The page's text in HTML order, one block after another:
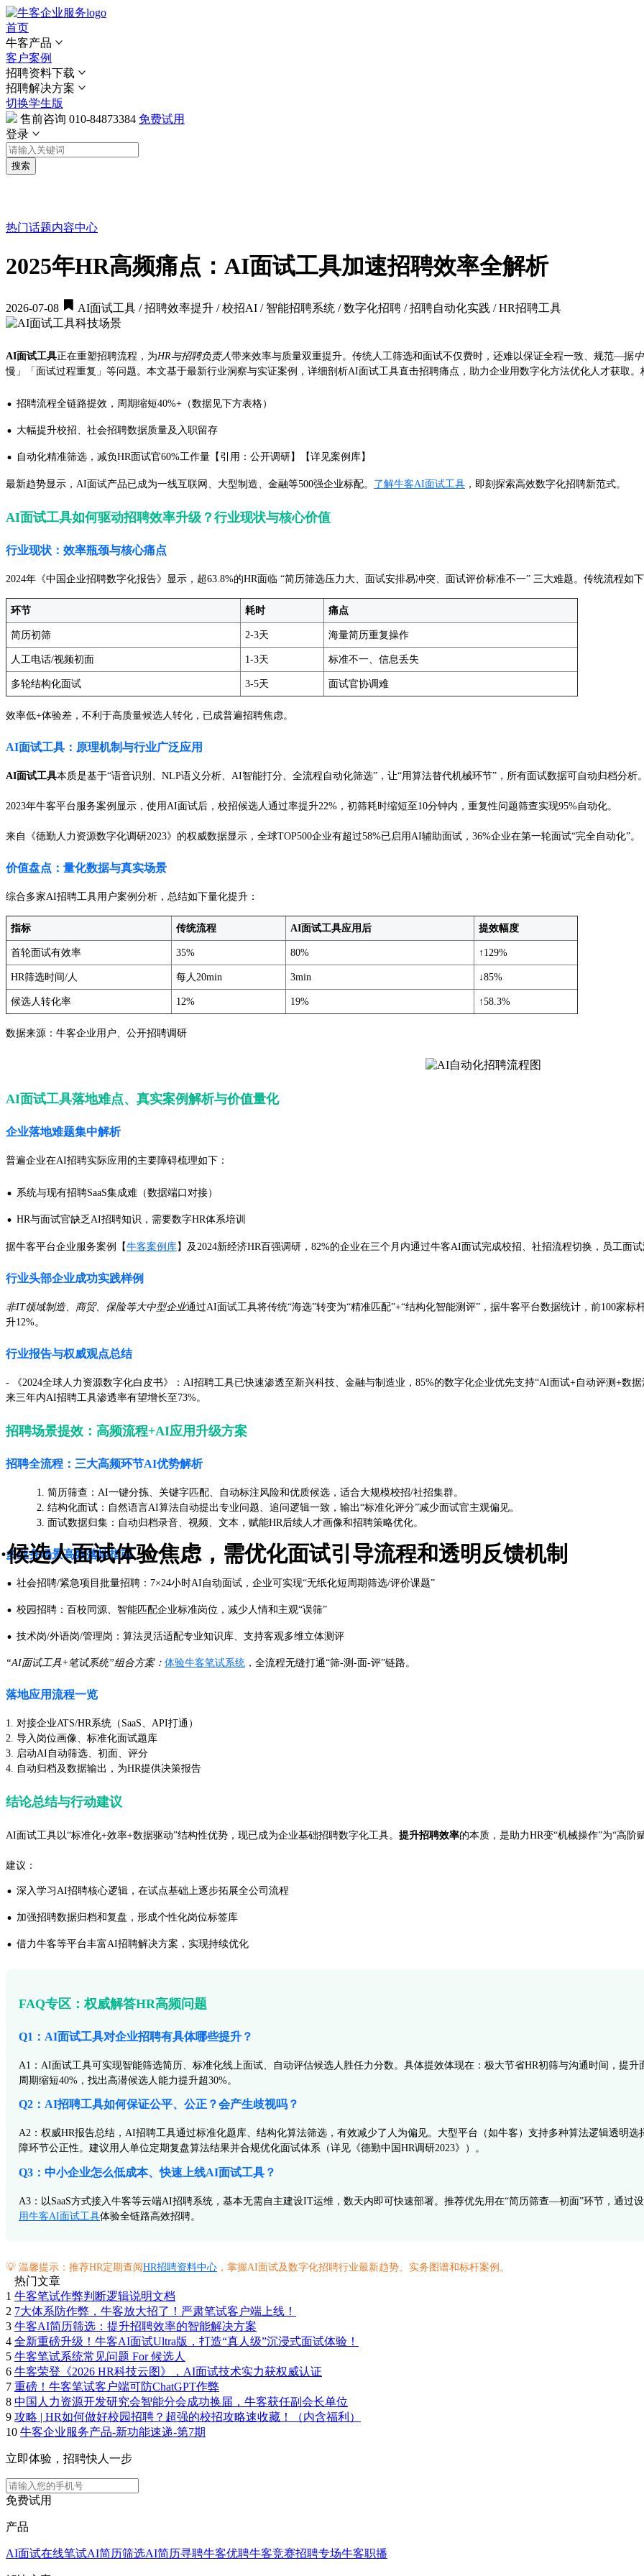
首页
牛客产品
客户案例
招聘资料下载
招聘解决方案
切换学生版
售前咨询 010-84873384 免费试用
登录
搜索
热门话题内容中心
2025年HR高频痛点：AI面试工具加速招聘效率全解析
2026-07-08 AI面试工具 / 招聘效率提升 / 校招AI / 智能招聘系统 / 数字化招聘 / 招聘自动化实践 / HR招聘工具
AI面试工具正在重塑招聘流程，为HR与招聘负责人带来效率与质量双重提升。传统人工筛选和面试不仅费时，还难以保证全程一致、规范—据
慢」「面试过程重复」等问题。本文基于最新行业洞察与实证案例，详细剖析AI面试工具直击招聘痛点，助力企业用数字化方法优化人才获取。
· 招聘流程全链路提效，周期缩短40%+（数据见下方表格）
· 大幅提升校招、社会招聘数据质量及入职留存
· 自动化精准筛选，减负HR面试官60%工作量【引用：公开调研】【详见案例库】
最新趋势显示，AI面试产品已成为一线互联网、大型制造、金融等500强企业标配。 了解牛客AI面试工具 ，即刻探索高效数字化招聘新范式。
AI面试工具如何驱动招聘效率升级？行业现状与核心价值
行业现状：效率瓶颈与核心痛点
2024年《中国企业招聘数字化报告》显示，超63.8%的HR面临 “简历筛选压力大、面试安排易冲突、面试评价标准不一” 三大难题。传统流程如
环节 耗时 痛点
简历初筛 2-3天 海量简历重复操作
人工电话/视频初面 1-3天 标准不一、信息丢失
多轮结构化面试 3-5天 面试官协调难
效率低+体验差，不利于高质量候选人转化，已成普遍招聘焦虑。
AI面试工具：原理机制与行业广泛应用
AI面试工具本质是基于“语音识别、NLP语义分析、AI智能打分、全流程自动化筛选”，让“用算法替代机械环节”，所有面试数据可自动归档分析
2023年牛客平台服务案例显示，使用AI面试后，校招候选人通过率提升22%，初筛耗时缩短至10分钟内，重复性问题筛查实现95%自动化。
来自《德勤人力资源数字化调研2023》的权威数据显示，全球TOP500企业有超过58%已启用AI辅助面试，36%企业在第一轮面试“完全自动化”。
价值盘点：量化数据与真实场景
综合多家AI招聘工具用户案例分析，总结如下量化提升：
指标 传统流程 AI面试工具应用后 提效幅度
首轮面试有效率 35% 80% ↑129%
HR筛选时间/人 每人20min 3min ↓85%
候选人转化率 12% 19% ↑58.3%
数据来源：牛客企业用户、公开招聘调研
AI面试工具落地难点、真实案例解析与价值量化
企业落地难题集中解析
普遍企业在AI招聘实际应用的主要障碍梳理如下：
· 系统与现有招聘SaaS集成难（数据端口对接）
· HR与面试官缺乏AI招聘知识，需要数字HR体系培训
·候选人面试体验焦虑，需优化面试引导流程和透明反馈机制
据牛客平台企业服务案例【牛客案例库】及2024新经济HR百强调研，82%的企业在三个月内通过牛客AI面试完成校招、社招流程切换，员工面
行业头部企业成功实践样例
非IT领域制造、商贸、保险等大中型企业通过AI面试工具将传统“海选”转变为“精准匹配”+“结构化智能测评”，据牛客平台数据统计，前100家
升12%。
行业报告与权威观点总结
- 《2024全球人力资源数字化白皮书》：AI招聘工具已快速渗透至新兴科技、金融与制造业，85%的数字化企业优先支持“AI面试+自动评测+数
来三年内AI招聘工具渗透率有望增长至73%。
招聘场景提效：高频流程+AI应用升级方案
招聘全流程：三大高频环节AI优势解析
简历筛查：AI一键分拣、关键字匹配、自动标注风险和优质候选，适合大规模校招/社招集群。
结构化面试：自然语言AI算法自动提出专业问题、追问逻辑一致，输出“标准化评分”减少面试官主观偏见。
面试数据归集：自动归档录音、视频、文本，赋能HR后续人才画像和招聘策略优化。
多业务场景高效落地指南
· 社会招聘/紧急项目批量招聘：7×24小时AI自动面试，企业可实现“无纸化短周期筛选/评价课题”
· 校园招聘：百校同源、智能匹配企业标准岗位，减少人情和主观“误筛”
· 技术岗/外语岗/管理岗：算法灵活适配专业知识库、支持客观多维立体测评
“AI面试工具+笔试系统”组合方案： 体验牛客笔试系统 ，全流程无缝打通“筛-测-面-评”链路。
落地应用流程一览
1. 对接企业ATS/HR系统（SaaS、API打通）
2. 导入岗位画像、标准化面试题库
3. 启动AI自动筛选、初面、评分
4. 自动归档及数据输出，为HR提供决策报告
结论总结与行动建议
AI面试工具以“标准化+效率+数据驱动”结构性优势，现已成为企业基础招聘数字化工具。 提升招聘效率的本质，是助力HR变“机械操作”为“高阶
建议：
· 深入学习AI招聘核心逻辑，在试点基础上逐步拓展全公司流程
· 加强招聘数据归档和复盘，形成个性化岗位标签库
· 借力牛客等平台丰富AI招聘解决方案，实现持续优化
FAQ专区：权威解答HR高频问题
Q1：AI面试工具对企业招聘有具体哪些提升？
A1：AI面试工具可实现智能筛选简历、标准化线上面试、自动评估候选人胜任力分数。具体提效体现在：极大节省HR初筛与沟通时间，提
周期缩短40%，找出高潜候选人能力提升超30%。
Q2：AI招聘工具如何保证公平、公正？会产生歧视吗？
A2：权威HR报告总结，AI招聘工具通过标准化题库、结构化算法筛选，有效减少了人为偏见。大型平台（如牛客）支持多种算法逻辑透明
障环节公正性。建议用人单位定期复盘算法结果并合规优化面试体系（详见《德勤中国HR调研2023》）。
Q3：中小企业怎么低成本、快速上线AI面试工具？
A3：以SaaS方式接入牛客等云端AI招聘系统，基本无需自主建设IT运维，数天内即可快速部署。推荐优先用在“简历筛查—初面”环节，通过
用牛客AI面试工具体验全链路高效招聘。
💡 温馨提示：推荐HR定期查阅HR招聘资料中心 ，掌握AI面试及数字化招聘行业最新趋势、实务图谱和标杆案例。
热门文章
1 牛客笔试作弊判断逻辑说明文档
2 7大体系防作弊，牛客放大招了！严肃笔试客户端上线！
3 牛客AI简历筛选：提升招聘效率的智能解决方案
4 全新重磅升级！牛客AI面试Ultra版，打造“真人级”沉浸式面试体验！
5 牛客笔试系统常见问题 For 候选人
6 牛客荣登《2026 HR科技云图》，AI面试技术实力获权威认证
7 重磅！牛客笔试客户端可防ChatGPT作弊
8 中国人力资源开发研究会智能分会成功换届，牛客获任副会长单位
9 攻略 | HR如何做好校园招聘？超强的校招攻略速收藏！（内含福利）
10 牛客企业服务产品-新功能速递-第7期
立即体验，招聘快人一步
免费试用
产品
AI面试在线笔试AI简历筛选AI简历寻聘牛客优聘牛客竞赛招聘专场牛客职播